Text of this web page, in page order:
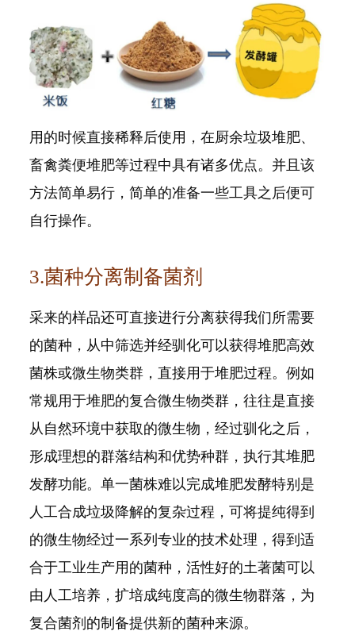
用的时候直接稀释后使用，在厨余垃圾堆肥、
畜禽粪便堆肥等过程中具有诸多优点。并且该
方法简单易行，简单的准备一些工具之后便可
自行操作。
3.菌种分离制备菌剂
采来的样品还可直接进行分离获得我们所需要
的菌种，从中筛选并经驯化可以获得堆肥高效
菌株或微生物类群，直接用于堆肥过程。例如
常规用于堆肥的复合微生物类群，往往是直接
从自然环境中获取的微生物，经过驯化之后，
形成理想的群落结构和优势种群，执行其堆肥
发酵功能。单一菌株难以完成堆肥发酵特别是
人工合成垃圾降解的复杂过程，可将提纯得到
的微生物经过一系列专业的技术处理，得到适
合于工业生产用的菌种，活性好的土著菌可以
由人工培养，扩培成纯度高的微生物群落，为
复合菌剂的制备提供新的菌种来源。